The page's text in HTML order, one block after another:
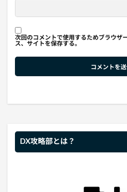
次回のコメントで使用するためブラウザ
ス、サイトを保存する。
DX攻略部とは？